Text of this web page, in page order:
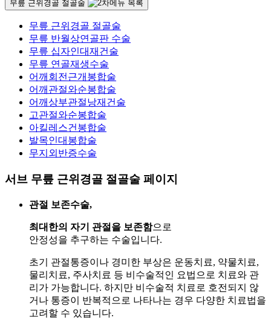
무릎 근위경골 절골술
무릎 근위경골 절골술
무릎 반월상연골판 수술
무릎 십자인대재건술
무릎 연골재생수술
어깨회전근개봉합술
어깨관절와순봉합술
어깨상부관절낭재건술
고관절와순봉합술
아킬레스건봉합술
발목인대봉합술
무지외반증수술
서브 무릎 근위경골 절골술 페이지
관절 보존수술,
최대한의 자기 관절을 보존함으로
안정성을 추구하는 수술입니다.
초기 관절통증이나 경미한 부상은 운동치료, 약물치료,
물리치료, 주사치료 등 비수술적인 요법으로 치료와 관
리가 가능합니다. 하지만 비수술적 치료로 호전되지 않
거나 통증이 반복적으로 나타나는 경우 다양한 치료법을
고려할 수 있습니다.